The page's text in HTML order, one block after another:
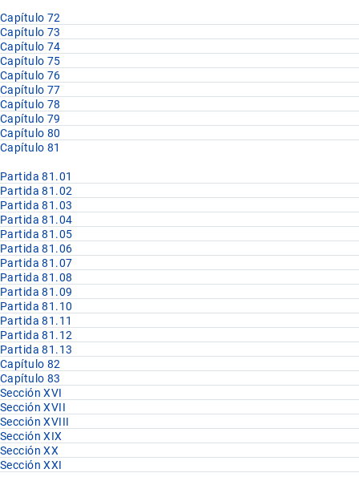
Capítulo 72
Capítulo 73
Capítulo 74
Capítulo 75
Capítulo 76
Capítulo 77
Capítulo 78
Capítulo 79
Capítulo 80
Capítulo 81
Partida 81.01
Partida 81.02
Partida 81.03
Partida 81.04
Partida 81.05
Partida 81.06
Partida 81.07
Partida 81.08
Partida 81.09
Partida 81.10
Partida 81.11
Partida 81.12
Partida 81.13
Capítulo 82
Capítulo 83
Sección XVI
Sección XVII
Sección XVIII
Sección XIX
Sección XX
Sección XXI